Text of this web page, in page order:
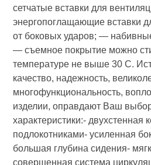
сетчатые вставки для
энергопоглащающие вставки
от боковых ударов; —
— съемное покрытие можно
температуре не выше 30 С.
качество, надежность,
многофункциональность,
изделии, оправдают Ваш
характеристики:- двухстенная
подлокотниками- усиленная
большая глубина сидения-
совершенная система